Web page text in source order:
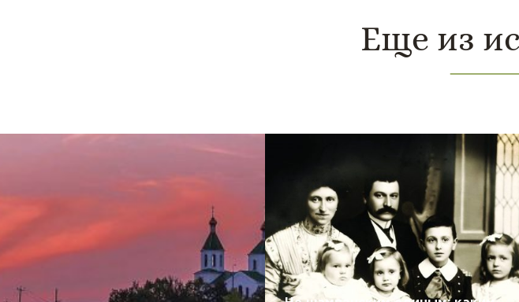
Еще из
Не шампанским
единым: каким…